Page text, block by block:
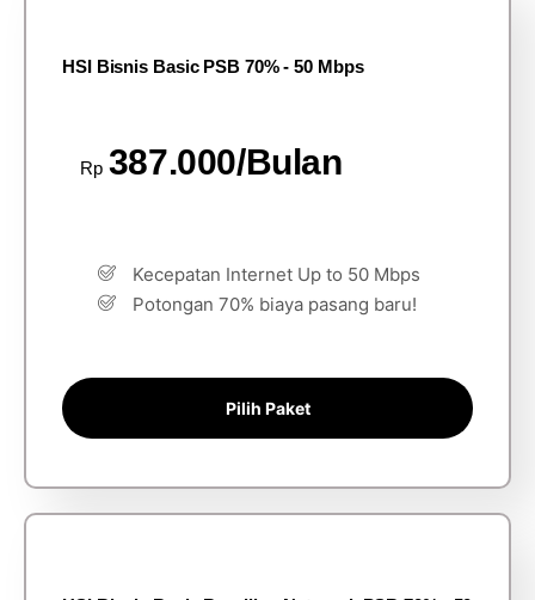
HSI Bisnis Basic PSB 70% - 50 Mbps
Rp 387.000/Bulan
Kecepatan Internet Up to 50 Mbps
Potongan 70% biaya pasang baru!
Pilih Paket